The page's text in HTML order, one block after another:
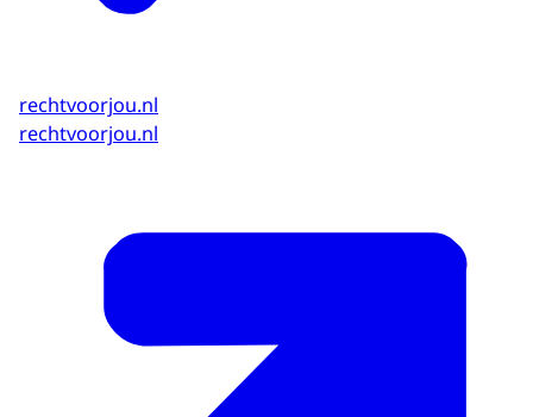
rechtvoorjou.nl
rechtvoorjou.nl